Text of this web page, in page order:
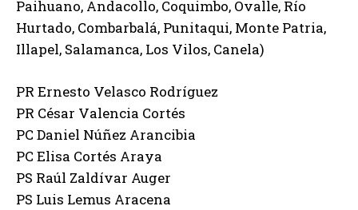
Paihuano, Andacollo, Coquimbo, Ovalle, Río
Hurtado, Combarbalá, Punitaqui, Monte Patria,
Illapel, Salamanca, Los Vilos, Canela)
PR Ernesto Velasco Rodríguez
PR César Valencia Cortés
PC Daniel Núñez Arancibia
PC Elisa Cortés Araya
PS Raúl Zaldívar Auger
PS Luis Lemus Aracena